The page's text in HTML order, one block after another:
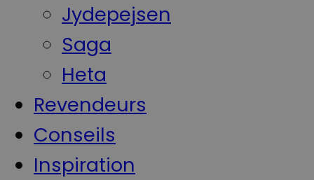
Jydepejsen
Saga
Heta
Revendeurs
Conseils
Inspiration